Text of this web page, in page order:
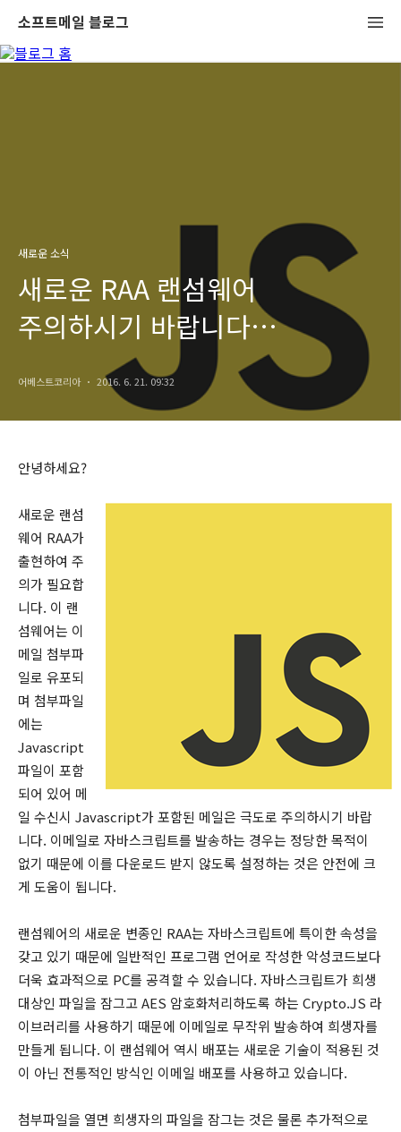
소프트메일 블로그
새로운 소식
새로운 RAA 랜섬웨어
주의하시기 바랍니다
(자바스크립트 다운로드)
어베스트코리아 2016. 6. 21. 09:32
안녕하세요?
새로운 랜섬
웨어 RAA가
출현하여 주
의가 필요합
니다. 이 랜
섬웨어는 이
메일 첨부파
일로 유포되
며 첨부파일
에는
Javascript
파일이 포함
되어 있어 메
일 수신시 Javascript가 포함된 메일은 극도로 주의하시기 바랍
니다. 이메일로 자바스크립트를 발송하는 경우는 정당한 목적이
없기 때문에 이를 다운로드 받지 않도록 설정하는 것은 안전에 크
게 도움이 됩니다.
랜섬웨어의 새로운 변종인 RAA는 자바스크립트에 특이한 속성을
갖고 있기 때문에 일반적인 프로그램 언어로 작성한 악성코드보다
더욱 효과적으로 PC를 공격할 수 있습니다. 자바스크립트가 희생
대상인 파일을 잠그고 AES 암호화처리하도록 하는 Crypto.JS 라
이브러리를 사용하기 때문에 이메일로 무작위 발송하여 희생자를
만들게 됩니다. 이 랜섬웨어 역시 배포는 새로운 기술이 적용된 것
이 아닌 전통적인 방식인 이메일 배포를 사용하고 있습니다.
첨부파일을 열면 희생자의 파일을 잠그는 것은 물론 추가적으로